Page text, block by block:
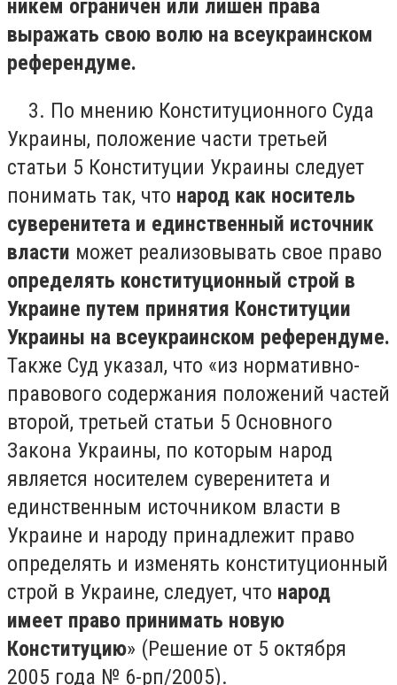
никем ограничен или лишен права
выражать свою волю на всеукраинском
референдуме.
3. По мнению Конституционного Суда
Украины, положение части третьей
статьи 5 Конституции Украины следует
понимать так, что народ как носитель
суверенитета и единственный источник
власти может реализовывать свое право
определять конституционный строй в
Украине путем принятия Конституции
Украины на всеукраинском референдуме.
Также Суд указал, что «из нормативно-
правового содержания положений частей
второй, третьей статьи 5 Основного
Закона Украины, по которым народ
является носителем суверенитета и
единственным источником власти в
Украине и народу принадлежит право
определять и изменять конституционный
строй в Украине, следует, что народ
имеет право принимать новую
Конституцию» (Решение от 5 октября
2005 года № 6-рп/2005).